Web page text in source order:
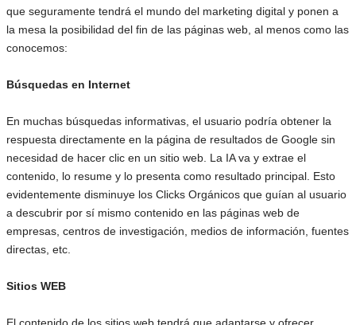
que seguramente tendrá el mundo del marketing digital y ponen a
la mesa la posibilidad del fin de las páginas web, al menos como las
conocemos:
Búsquedas en Internet
En muchas búsquedas informativas, el usuario podría obtener la
respuesta directamente en la página de resultados de Google sin
necesidad de hacer clic en un sitio web. La IA va y extrae el
contenido, lo resume y lo presenta como resultado principal. Esto
evidentemente disminuye los Clicks Orgánicos que guían al usuario
a descubrir por sí mismo contenido en las páginas web de
empresas, centros de investigación, medios de información, fuentes
directas, etc.
Sitios WEB